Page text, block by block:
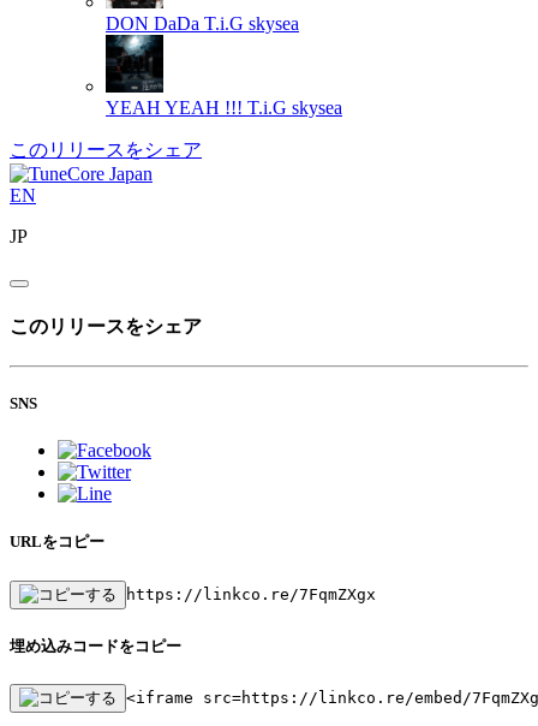
DON DaDa T.i.G skysea
YEAH YEAH !!! T.i.G skysea
このリリースをシェア
EN
JP
このリリースをシェア
SNS
URLをコピー
https://linkco.re/7FqmZXgx
埋め込みコードをコピー
<iframe src=https://linkco.re/embed/